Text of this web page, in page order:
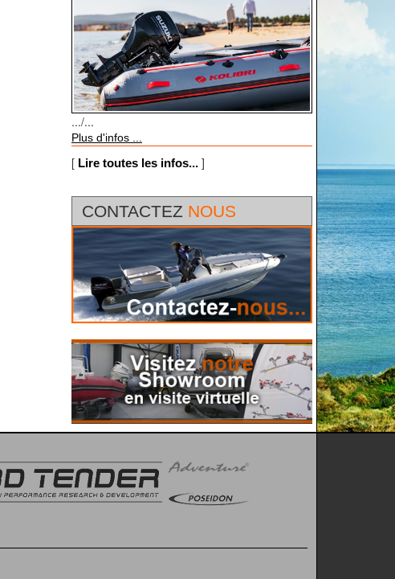
.../...
Plus d'infos ...
[ Lire toutes les infos... ]
CONTACTEZ NOUS